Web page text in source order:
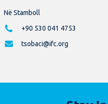
Në Stamboll
+90 530 041 4753
tsobaci@ifc.org